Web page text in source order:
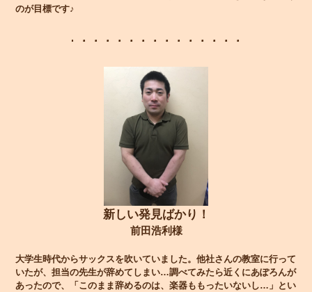
のが目標です♪
新しい発見ばかり！
前田浩利様
大学生時代からサックスを吹いていました。他社さんの教室に行って
いたが、担当の先生が辞めてしまい…調べてみたら近くにあぽろんが
あったので、「このまま辞めるのは、楽器ももったいないし…」とい